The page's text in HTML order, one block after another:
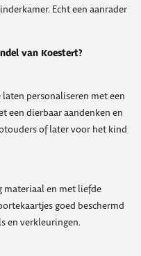
Echt een aanrader
van Koestert?
personaliseren met een
een dierbaar aandenken en
of later voor het kind
materiaal en met liefde
goed beschermd
en verkleuringen.